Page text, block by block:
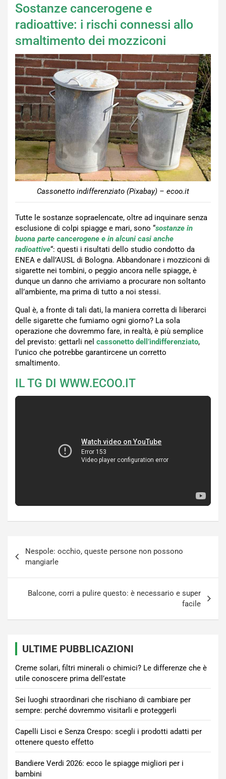
Sostanze cancerogene e
radioattive: i rischi connessi allo
smaltimento dei mozziconi
Cassonetto indifferenziato (Pixabay) – ecoo.it
Tutte le sostanze sopraelencate, oltre ad inquinare senza
esclusione di colpi spiagge e mari, sono “sostanze in
buona parte cancerogene e in alcuni casi anche
radioattive“: questi i risultati dello studio condotto da
ENEA e dall’AUSL di Bologna. Abbandonare i mozziconi di
sigarette nei tombini, o peggio ancora nelle spiagge, è
dunque un danno che arriviamo a procurare non soltanto
all’ambiente, ma prima di tutto a noi stessi.
Qual è, a fronte di tali dati, la maniera corretta di liberarci
delle sigarette che fumiamo ogni giorno? La sola
operazione che dovremmo fare, in realtà, è più semplice
del previsto: gettarli nel cassonetto dell’indifferenziato,
l’unico che potrebbe garantircene un corretto
smaltimento.
IL TG DI WWW.ECOO.IT
articoli
Nespole: occhio, queste persone non possono
mangiarle
Balcone, corri a pulire questo: è necessario e super
facile
ULTIME PUBBLICAZIONI
Creme solari, filtri minerali o chimici? Le differenze che è
utile conoscere prima dell’estate
Sei luoghi straordinari che rischiano di cambiare per
sempre: perché dovremmo visitarli e proteggerli
Capelli Lisci e Senza Crespo: scegli i prodotti adatti per
ottenere questo effetto
Bandiere Verdi 2026: ecco le spiagge migliori per i
bambini